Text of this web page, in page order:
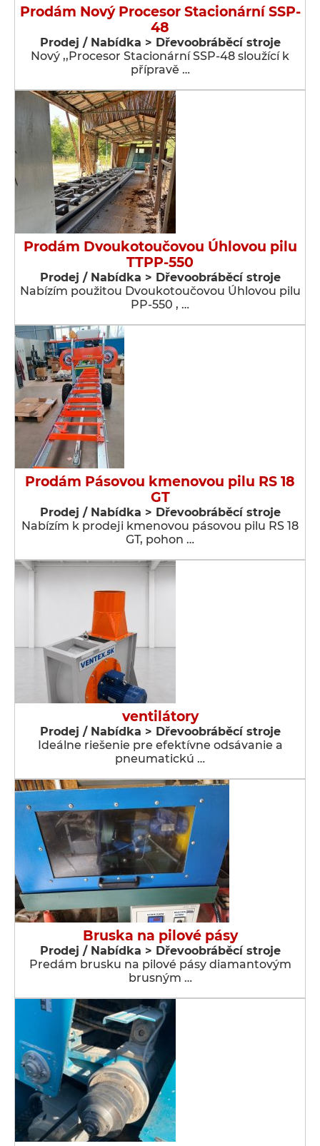
Prodám Nový Procesor Stacionární SSP-
48
Prodej / Nabídka > Dřevoobráběcí stroje
Nový ,,Procesor Stacionární SSP-48 sloužící k
přípravě …
Prodám Dvoukotoučovou Úhlovou pilu
TTPP-550
Prodej / Nabídka > Dřevoobráběcí stroje
Nabízím použitou Dvoukotoučovou Úhlovou pilu
PP-550 , …
Prodám Pásovou kmenovou pilu RS 18
GT
Prodej / Nabídka > Dřevoobráběcí stroje
Nabízím k prodeji kmenovou pásovou pilu RS 18
GT, pohon …
ventilátory
Prodej / Nabídka > Dřevoobráběcí stroje
Ideálne riešenie pre efektívne odsávanie a
pneumatickú …
Bruska na pilové pásy
Prodej / Nabídka > Dřevoobráběcí stroje
Predám brusku na pilové pásy diamantovým
brusným …